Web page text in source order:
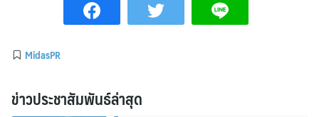
MidasPR
ข่าวประชาสัมพันธ์ล่าสุด